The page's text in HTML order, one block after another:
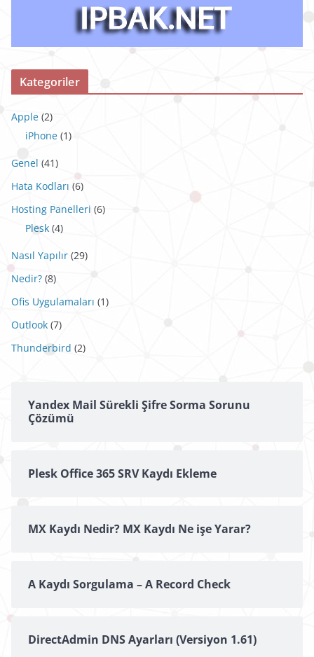
Kategoriler
Apple (2)
iPhone (1)
Genel (41)
Hata Kodları (6)
Hosting Panelleri (6)
Plesk (4)
Nasıl Yapılır (29)
Nedir? (8)
Ofis Uygulamaları (1)
Outlook (7)
Thunderbird (2)
Yandex Mail Sürekli Şifre Sorma Sorunu
Çözümü
Plesk Office 365 SRV Kaydı Ekleme
MX Kaydı Nedir? MX Kaydı Ne işe Yarar?
A Kaydı Sorgulama – A Record Check
DirectAdmin DNS Ayarları (Versiyon 1.61)